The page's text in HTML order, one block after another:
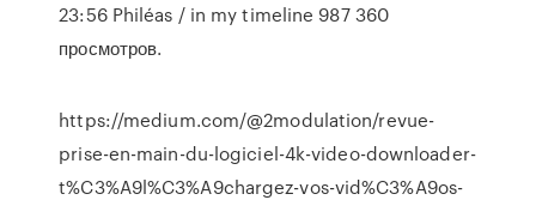
23:56 Philéas / in my timeline 987 360
просмотров.
https://medium.com/@2modulation/revue-
prise-en-main-du-logiciel-4k-video-downloader-
t%C3%A9l%C3%A9chargez-vos-vid%C3%A9os-